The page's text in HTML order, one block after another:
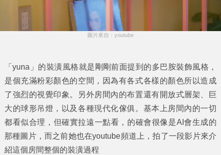
圖片來自：youtube
「yuna」的裝潢風格就是剛剛前面提到的多巴胺裝飾風格，
是個充滿粉彩顏色的空間，因為有各式各樣的顏色所以造成
了強烈的視覺印象。另外房間內的布置還有開放式層架、巨
大的球形吊燈，以及各種現代化傢俱。基本上房間內的一切
都看似合理，但確實拉遠一點看，的確會很像是AI會生成的
那種圖片，而之前她也在youtube頻道上，拍了一段影片來介
紹這個房間整個的裝潢過程